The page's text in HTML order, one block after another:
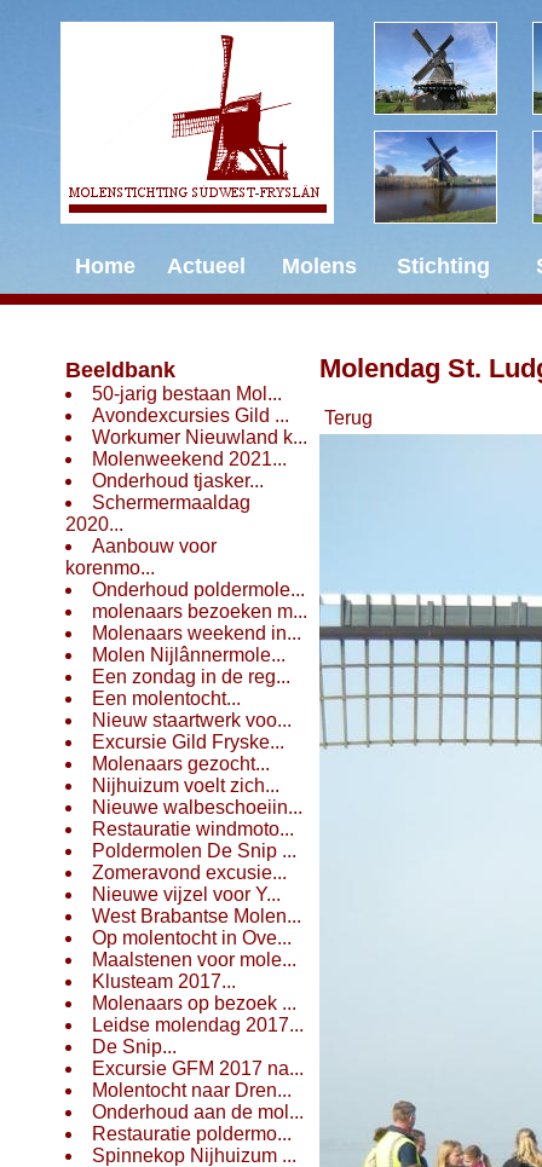
Home Actueel Molens Stichting
Beeldbank
50-jarig bestaan Mol...
Avondexcursies Gild ...
Workumer Nieuwland k...
Molenweekend 2021...
Onderhoud tjasker...
Schermermaaldag
2020...
Aanbouw voor
korenmo...
Onderhoud poldermole...
molenaars bezoeken m...
Molenaars weekend in...
Molen Nijlânnermole...
Een zondag in de reg...
Een molentocht...
Nieuw staartwerk voo...
Excursie Gild Fryske...
Molenaars gezocht...
Nijhuizum voelt zich...
Nieuwe walbeschoeiin...
Restauratie windmoto...
Poldermolen De Snip ...
Zomeravond excusie...
Nieuwe vijzel voor Y...
West Brabantse Molen...
Op molentocht in Ove...
Maalstenen voor mole...
Klusteam 2017...
Molenaars op bezoek ...
Leidse molendag 2017...
De Snip...
Excursie GFM 2017 na...
Molentocht naar Dren...
Onderhoud aan de mol...
Restauratie poldermo...
Spinnekop Nijhuizum ...
Molendag St.
Terug